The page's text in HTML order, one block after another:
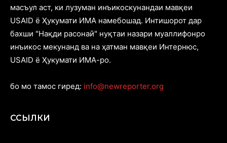
масъул аст, ки лузуман инъикоскунандаи мавқеи
USAID ё Ҳукумати ИМА намебошад. Интишорот дар
бахши "Нақди расонаӣ" нуқтаи назари муаллифонро
инъикос мекунанд ва на ҳатман мавқеи Интернюс,
USAID ё Ҳукумати ИМА-ро.
бо мо тамос гиред: info@newreporter.org
ССЫЛКИ